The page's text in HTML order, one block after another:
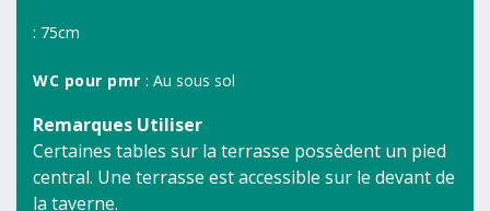
: 75cm
WC pour pmr : Au sous sol
Remarques Utiliser
Certaines tables sur la terrasse possèdent un pied
central. Une terrasse est accessible sur le devant de
la taverne.